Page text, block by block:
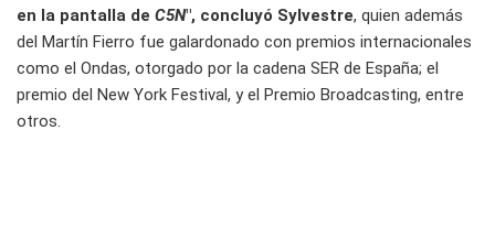
en la pantalla de C5N", concluyó Sylvestre, quien además
del Martín Fierro fue galardonado con premios internacionales
como el Ondas, otorgado por la cadena SER de España; el
premio del New York Festival, y el Premio Broadcasting, entre
otros.